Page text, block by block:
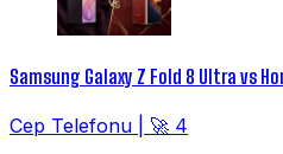
Samsung Galaxy Z Fold 8 Ultra vs
Cep Telefonu
🚀 4